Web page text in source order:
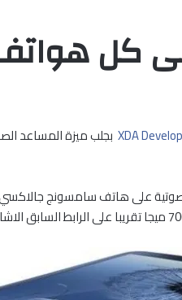
XDA
على هاتف سامسونج جالاكسي